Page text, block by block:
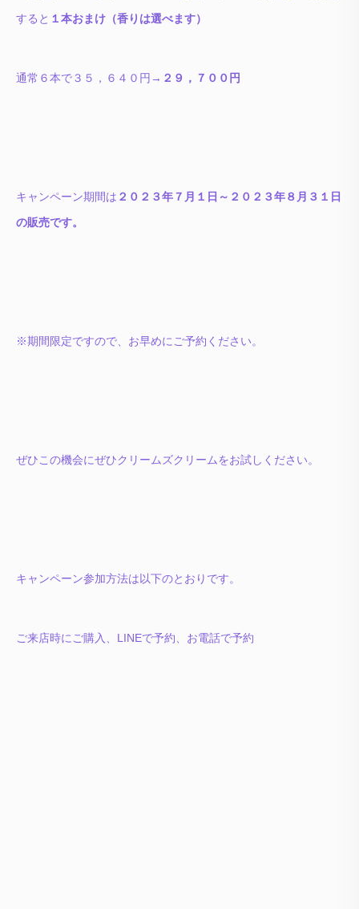
すると １本おまけ（香りは選べます）
通常６本で３５，６４０円→ ２９，７００円
キャンペーン期間は ２０２３年７月１日～２０２３年８月３１日
の販売です。
※期間限定ですので、お早めにご予約ください。
ぜひこの機会にぜひクリームズクリームをお試しください。
キャンペーン参加方法は以下のとおりです。
ご来店時にご購入、LINEで予約、お電話で予約